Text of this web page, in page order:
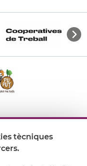
tècniques